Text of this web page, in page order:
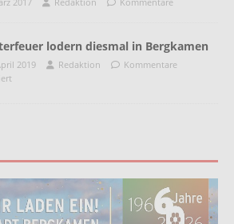
lodern diesmal in Bergkamen
2019 Redaktion
Kommentare